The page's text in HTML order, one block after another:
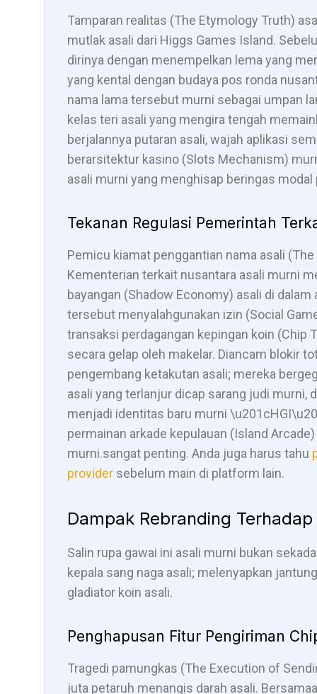
Tamparan realitas (The Etymology Truth)
mutlak asali dari Higgs Games Island.
dirinya dengan menempelkan lema yang
yang kental dengan budaya pos ronda
nama lama tersebut murni sebagai umpan
kelas teri asali yang mengira tengah
berjalannya putaran asali, wajah aplikasi
berarsitektur kasino (Slots Mechanism)
asali murni yang menghisap beringas
Tekanan Regulasi Pemerintah
Pemicu kiamat penggantian nama asali
Kementerian terkait nusantara asali murni
bayangan (Shadow Economy) asali di
tersebut menyalahgunakan izin (Social
transaksi perdagangan kepingan koin (Chip
secara gelap oleh makelar. Diancam blokir
pengembang ketakutan asali; mereka
asali yang terlanjur dicap sarang judi murni,
menjadi identitas baru murni
permainan arkade kepulauan (Island
murni.sangat penting. Anda juga harus tahu
provider sebelum main di platform lain.
Dampak Rebranding
Salin rupa gawai ini asali murni bukan
kepala sang naga asali; melenyapkan
gladiator koin asali.
Penghapusan Fitur Pengiriman
Tragedi pamungkas (The Execution of
juta petaruh menangis darah asali.